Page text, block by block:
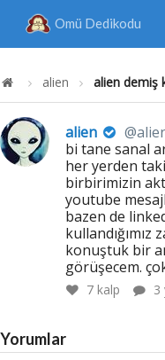
Omü Dedikodu
alien alien demiş
alien
bi tane sanal
her yerden
birbirimizin
youtube
bazen de
kullandığımız
konuştuk bir
görüşecem.
7kalp 3
Yorumlar